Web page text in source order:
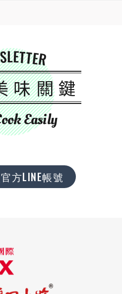
味關鍵
Easily
方LINE帳號